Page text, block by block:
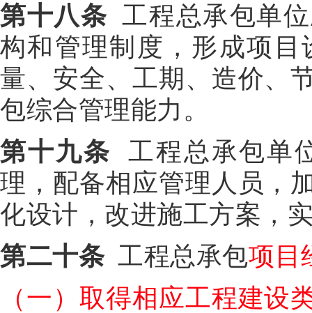
第十八条 工程总承包单
构和管理制度，形成项
量、安全、工期、造价、
包综合管理能力。
第十九条 工程总承包单
理，配备相应管理人员，
化设计，改进施工方案，
第二十条工程总承包项目
（一）取得相应工程建设